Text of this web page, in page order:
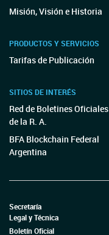
Misión, Visión e Historia
PRODUCTOS Y SERVICIOS
Tarifas de Publicación
SITIOS DE INTERÉS
Red de Boletines Oficiales
de la R. A.
BFA Blockchain Federal
Argentina
Secretaría
Legal y Técnica
Boletín Oficial